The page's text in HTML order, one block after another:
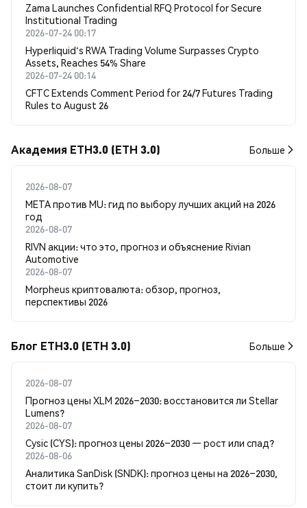
Zama Launches Confidential RFQ Protocol for Secure
Institutional Trading
2026-07-24 00:17
Hyperliquid's RWA Trading Volume Surpasses Crypto
Assets, Reaches 54% Share
2026-07-24 00:14
CFTC Extends Comment Period for 24/7 Futures Trading
Rules to August 26
Академия ETH3.0 (ETH 3.0) Больше
2026-08-07
META против MU: гид по выбору лучших акций на 2026
год
2026-08-07
RIVN акции: что это, прогноз и объяснение Rivian
Automotive
2026-08-07
Morpheus криптовалюта: обзор, прогноз,
перспективы 2026
Блог ETH3.0 (ETH 3.0) Больше
2026-08-07
Прогноз цены XLM 2026–2030: восстановится ли Stellar
Lumens?
2026-08-07
Cysic (CYS): прогноз цены 2026–2030 — рост или спад?
2026-08-06
Аналитика SanDisk (SNDK): прогноз цены на 2026–2030,
стоит ли купить?